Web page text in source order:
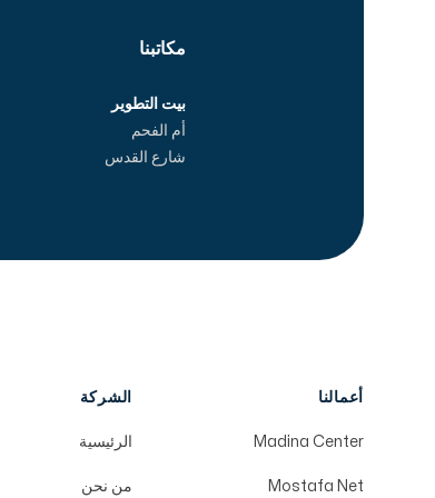
مكاتبنا
بيت التطوير
أم الفحم
شارع القدس
أعمالنا
Madina Center
Mostafa Net
الشركة
الرئيسية
من نحن